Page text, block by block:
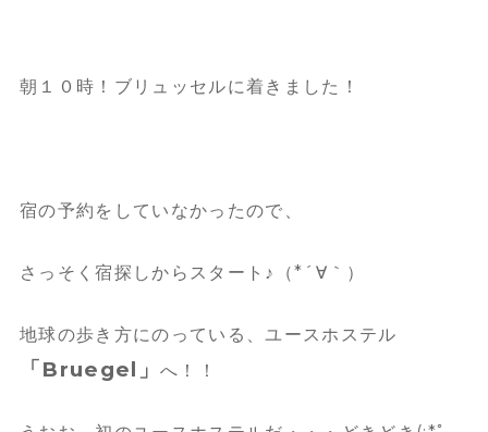
朝１０時！ブリュッセルに着きました！
宿の予約をしていなかったので、
さっそく宿探しからスタート♪（*´∀｀）
地球の歩き方にのっている、ユースホステル
「Bruegel」 へ！！